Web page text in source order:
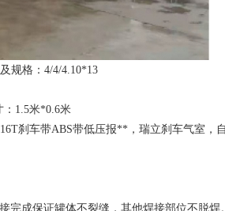
规格：4/4/4.10*13
：1.5米*0.6米
刹车带ABS带低压报**，瑞立刹车气室，
成保证罐体不裂缝，其他焊接部位不脱